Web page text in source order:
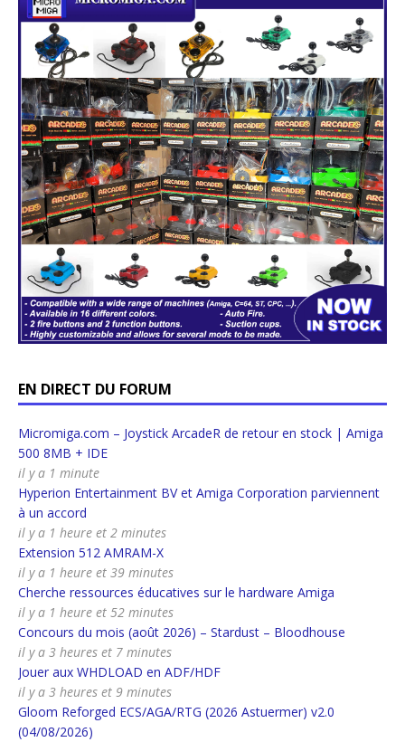
EN DIRECT DU FORUM
Micromiga.com – Joystick ArcadeR de retour en stock | Amiga
500 8MB + IDE
il y a 1 minute
Hyperion Entertainment BV et Amiga Corporation parviennent
à un accord
il y a 1 heure et 2 minutes
Extension 512 AMRAM-X
il y a 1 heure et 39 minutes
Cherche ressources éducatives sur le hardware Amiga
il y a 1 heure et 52 minutes
Concours du mois (août 2026) – Stardust – Bloodhouse
il y a 3 heures et 7 minutes
Jouer aux WHDLOAD en ADF/HDF
il y a 3 heures et 9 minutes
Gloom Reforged ECS/AGA/RTG (2026 Astuermer) v2.0
(04/08/2026)